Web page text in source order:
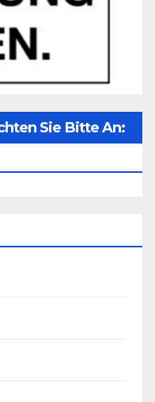
Sie Bitte An: